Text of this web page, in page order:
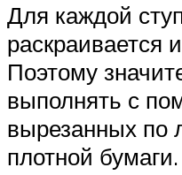
Для каждой
раскраивается
Поэтому
выполнять с
вырезанных по
плотной